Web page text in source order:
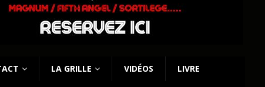
LA GRILLE VIDÉOS LIVRE